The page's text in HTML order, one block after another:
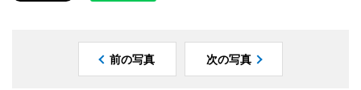
前の写真 次の写真